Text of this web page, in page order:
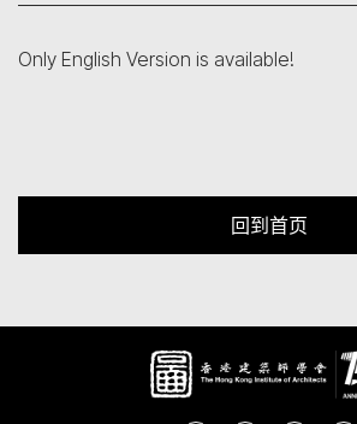
Only English Version is available!
回到首页